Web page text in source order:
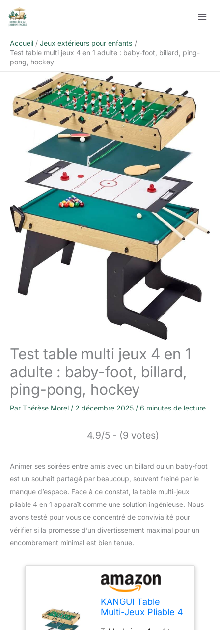
Accueil
Jeux extérieurs pour enfants
Test table multi jeux 4 en 1 adulte : baby-foot, billard, ping-
pong, hockey
Test table multi jeux 4 en 1
adulte : baby-foot, billard,
ping-pong, hockey
Par Thérèse Morel / 2 décembre 2025 / 6 minutes de lecture
4.9/5 - (9 votes)
Animer ses soirées entre amis avec un billard ou un baby-foot
est un souhait partagé par beaucoup, souvent freiné par le
manque d’espace. Face à ce constat, la table multi-jeux
pliable 4 en 1 apparaît comme une solution ingénieuse. Nous
avons testé pour vous ce concentré de convivialité pour
vérifier si la promesse d’un divertissement maximal pour un
encombrement minimal est bien tenue.
KANGUI Table
Multi-Jeux Pliable 4
Rechercher